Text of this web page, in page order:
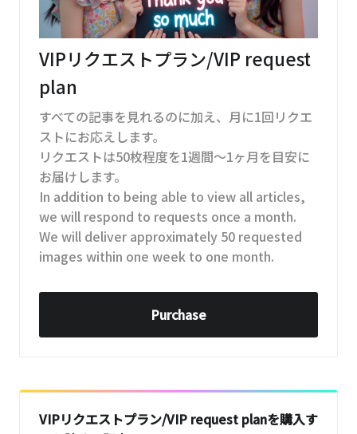
VIPリクエストプラン/VIP request
plan
すべての記事を見れるのに加え、月に1回リクエ
ストにお応えします。
リクエストは50枚程度を1週間～1ヶ月を目安に
お届けします。
In addition to being able to view all articles,
we will respond to requests once a month.
We will deliver approximately 50 requested
images within one week to one month.
Purchase
VIPリクエストプラン/VIP request planを購入す